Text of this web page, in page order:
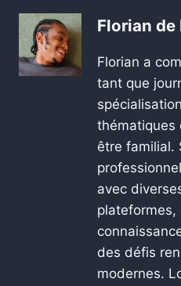
Florian de
Florian a
tant que
thématiques
être familial.
avec
plateformes,
des défis
modernes.